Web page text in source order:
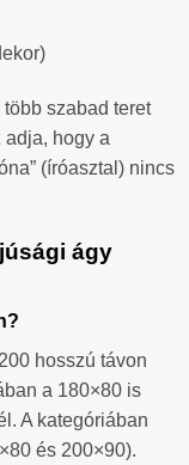
szabad teret
adja, hogy a
(íróasztal) nincs
ágy
hosszú távon
a 180×80 is
A kategóriában
és 200×90).